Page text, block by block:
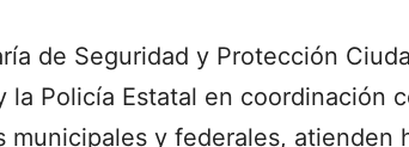
de Seguridad y Protección
la Policía Estatal en coordinación
municipales y federales, atienden